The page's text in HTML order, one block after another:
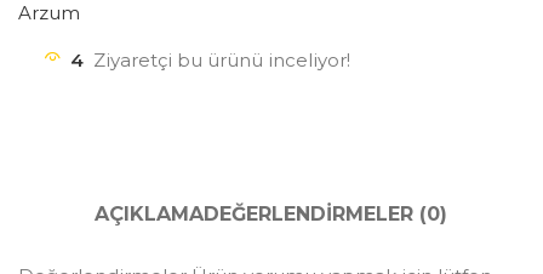
Arzum
4 Ziyaretçi bu ürünü inceliyor!
AÇIKLAMADEĞERLENDIRMELER (0)